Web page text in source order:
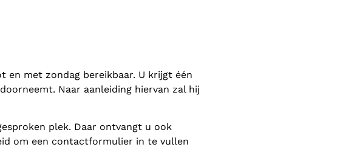
met zondag bereikbaar. U krijgt één
Naar aanleiding hiervan zal hij
plek. Daar ontvangt u ook
om een contactformulier in te vullen